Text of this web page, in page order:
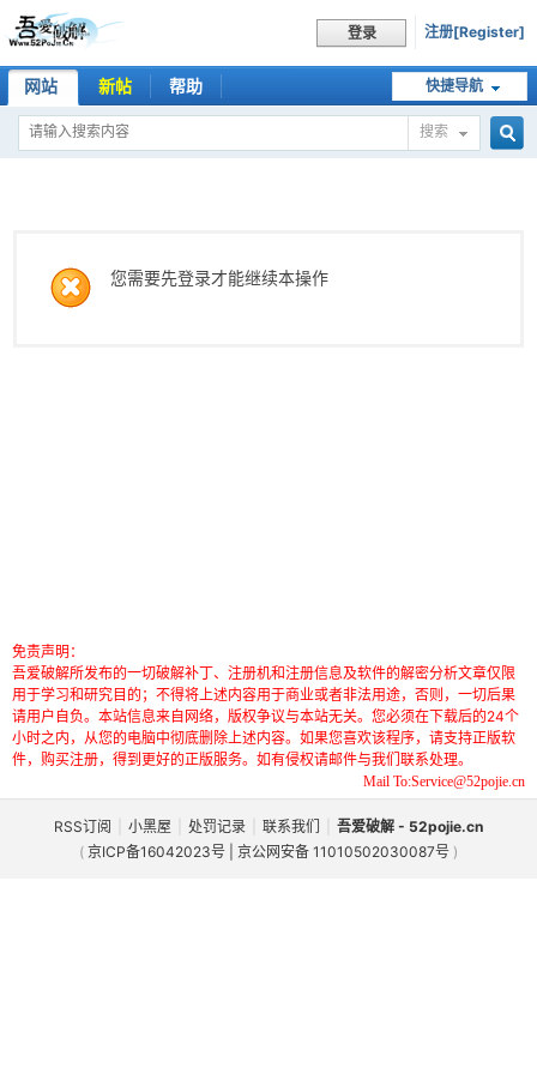
登录 注册[Register]
快捷导航
网站 新帖 帮助
搜索
您需要先登录才能继续本操作
免责声明：
吾爱破解所发布的一切破解补丁、注册机和注册信息及软件的解密分析文章仅限
用于学习和研究目的；不得将上述内容用于商业或者非法用途，否则，一切后果
请用户自负。本站信息来自网络，版权争议与本站无关。您必须在下载后的24个
小时之内，从您的电脑中彻底删除上述内容。如果您喜欢该程序，请支持正版软
件，购买注册，得到更好的正版服务。如有侵权请邮件与我们联系处理。
Mail To:Service@52pojie.cn
RSS订阅 小黑屋 处罚记录 联系我们
吾爱破解 - 52pojie.cn
( 京ICP备16042023号 | 京公网安备 11010502030087号 )